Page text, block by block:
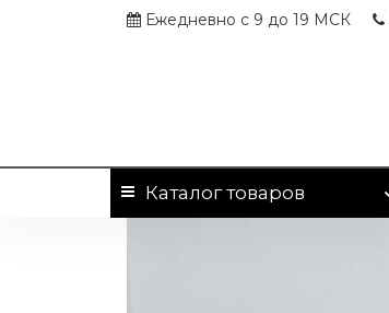
Ежедневно с 9 до 19 МСК
Каталогтоваров